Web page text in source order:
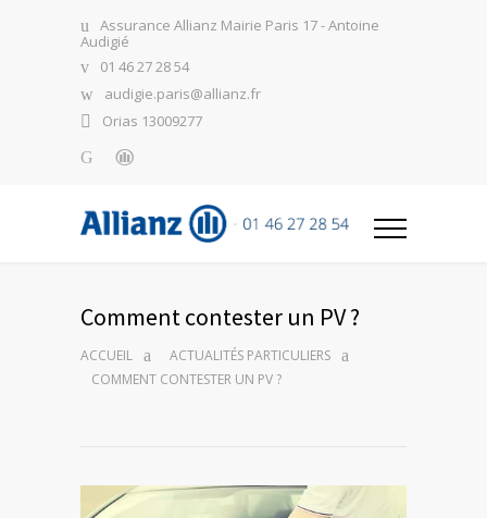
Assurance Allianz Mairie Paris 17 - Antoine
Audigié
01 46 27 28 54
audigie.paris@allianz.fr
Orias 13009277
Comment contester un PV ?
ACCUEIL
ACTUALITÉS PARTICULIERS
COMMENT CONTESTER UN PV ?